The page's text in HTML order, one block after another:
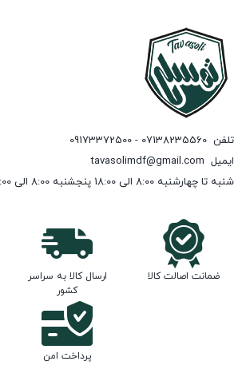
تلفن 07138235560 - 09173372500
ایمیل tavasolimdf@gmail.com
شنبه تا چهارشنبه 8:00 الی 18:00 پنجشنبه 8:00 الی 13:00
ضمانت اصالت کالا
ارسال کالا به سراسر
کشور
پرداخت امن